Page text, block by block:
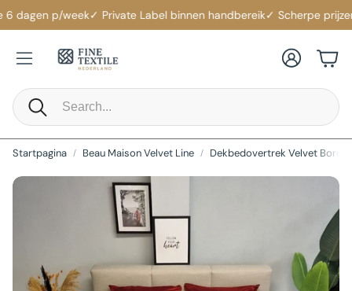
p/week✓ Private Label binnen handbereik✓ Scherpe prijzen✓
Zoeken
Account
Startpagina Beau Maison Velvet Line Dekbedovertrek Velvet